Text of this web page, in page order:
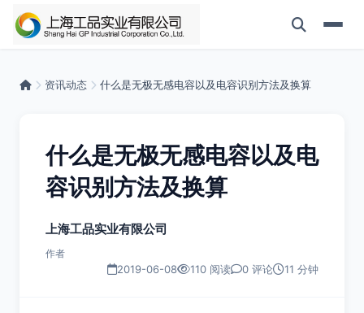
资讯动态 什么是无极无感电容以及电容识别方法及换算
什么是无极无感电容以及电
容识别方法及换算
上海工品实业有限公司
作者
2019-06-08 110 阅读 0 评论 11 分钟